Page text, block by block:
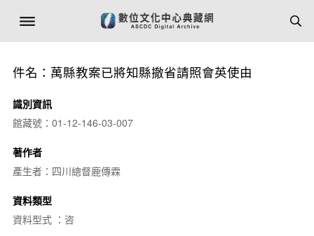
件名：萬縣教案已將知縣撤省請照會英使由
識別資訊
館藏號：01-12-146-03-007
著作者
產生者：四川總督鹿傳霖
資料類型
資料型式 ：咨